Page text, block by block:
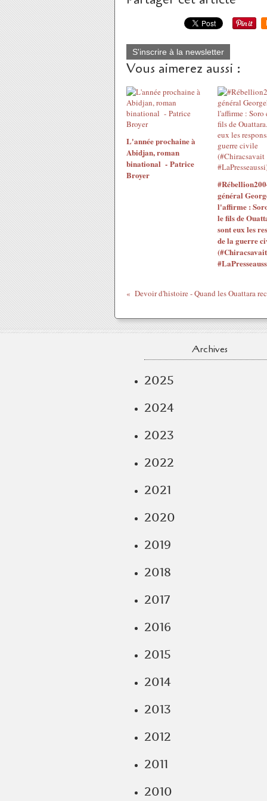
S'inscrire à la newsletter
Vous aimerez aussi :
L'année prochaine à
Abidjan, roman
binational - Patrice
Broyer
général
l'affirme :
le fils de
sont eux les
de la guerre
(#Chiracsavait
Archives
2025
2024
2023
2022
2021
2020
2019
2018
2017
2016
2015
2014
2013
2012
2011
2010